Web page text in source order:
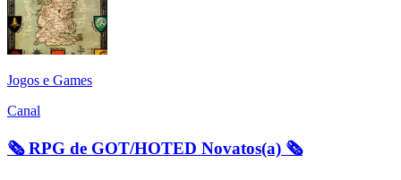
Jogos e Games
Canal
🗞️ RPG de GOT/HOTED Novatos(a) 🗞️